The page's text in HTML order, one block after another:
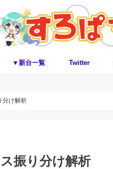
▼新台一覧 Twitter
分け解析
振り分け解析